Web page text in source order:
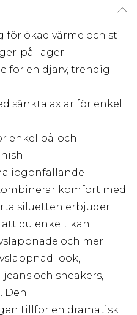
ökad värme och stil
på-lager
för en djärv, trendig
sänkta axlar för enkel
enkel på-och-
iögonfallande
komfort med
siluetten erbjuder
du enkelt kan
och mer
look,
och sneakers,
Den
tillför en dramatisk